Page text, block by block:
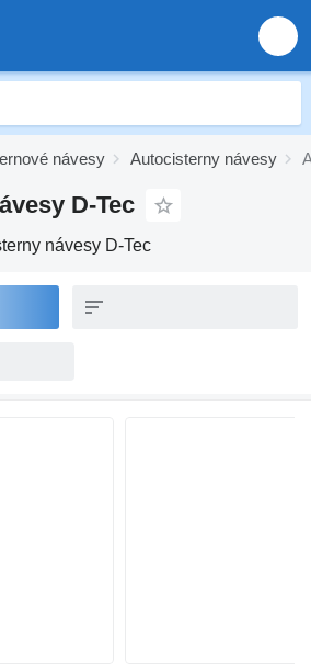
návesy Autocisterny návesy
D-Tec
návesy D-Tec